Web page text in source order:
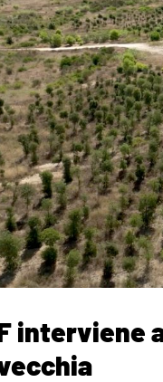
interviene